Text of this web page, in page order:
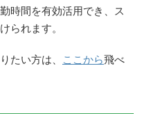
時間を有効活用でき、ス
られます。
たい方は、 ここから飛べ